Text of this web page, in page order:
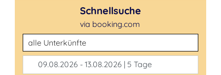
Schnellsuche
via booking.com
Unterkunftsart
09.08.2026 - 13.08.2026 | 5 Tage